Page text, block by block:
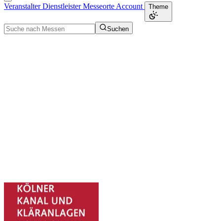
VeranstalterDienstleisterMesseorte Account Theme
Suchen